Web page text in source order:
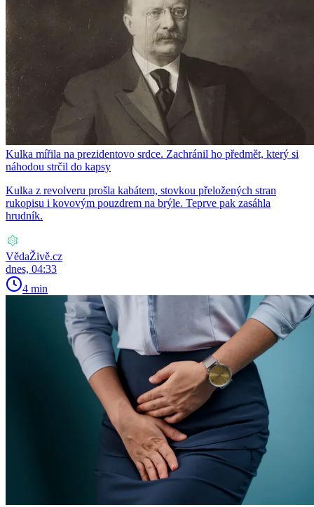
Kulka mířila na prezidentovo srdce. Zachránil ho předmět, který si
náhodou strčil do kapsy
Kulka z revolveru prošla kabátem, stovkou přeložených stran
rukopisu i kovovým pouzdrem na brýle. Teprve pak zasáhla
hrudník.
VědaŽivě.cz
dnes, 04:33
4 min